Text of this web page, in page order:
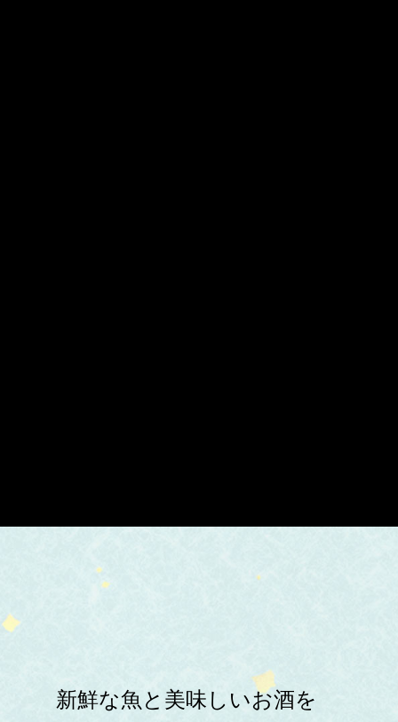
新鮮な魚と美味しいお酒を